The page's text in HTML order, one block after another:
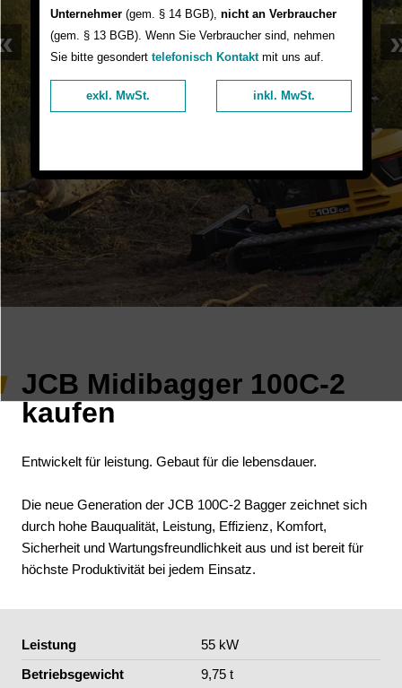
JCB Midibagger 100C-2
kaufen
Entwickelt für leistung. Gebaut für die lebensdauer.
Die neue Generation der JCB 100C-2 Bagger zeichnet sich
durch hohe Bauqualität, Leistung, Effizienz, Komfort,
Sicherheit und Wartungsfreundlichkeit aus und ist bereit für
höchste Produktivität bei jedem Einsatz.
Leistung
55 kW
Betriebsgewicht
9,75 t
Unternehmer (gem. § 14 BGB), nicht an Verbraucher
(gem. § 13 BGB). Wenn Sie Verbraucher sind, nehmen
Sie bitte gesondert telefonisch Kontaktmit uns auf.
exkl. MwSt. inkl. MwSt.